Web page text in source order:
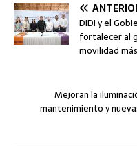
DiDi y el
fortalecer al
movilidad
Mejoran la
mantenimiento y